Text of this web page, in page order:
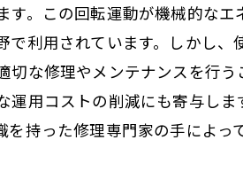
す。この回転運動が機械的な
で利用されています。しかし
切な修理やメンテナンスを行
運用コストの削減にも寄与し
を持った修理専門家の手によ